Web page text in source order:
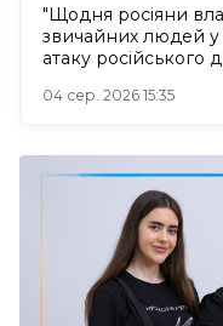
"Щодня росіяни
звичайних людей у
атаку російського
04 сер. 2026 15:35